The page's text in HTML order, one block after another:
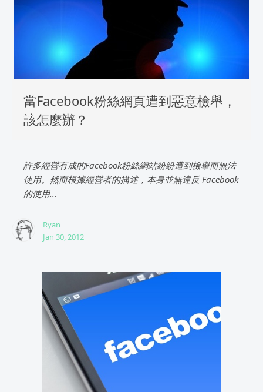
當Facebook粉絲網頁遭到惡意檢舉，
該怎麼辦？
許多經營有成的Facebook粉絲網站紛紛遭到檢舉而無法
使用。然而根據經營者的描述，本身並無違反 Facebook
的使用...
Ryan
Jan 30, 2012